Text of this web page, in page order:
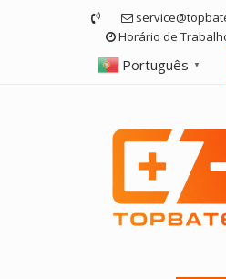
Horário de
Português ▼